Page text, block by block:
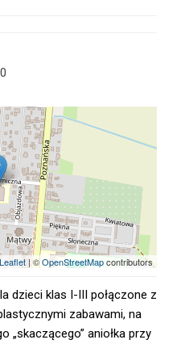
Leaflet | ©OpenStreetMapcontributors
dzieci klas I-III połączone z
zabawami, na
„skaczącego” aniołka przy